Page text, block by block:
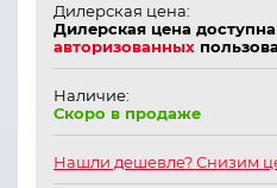
Дилерская цена:
Дилерская цена
авторизованных
Наличие:
Скоро в продаже
Нашли дешевле? Снизим